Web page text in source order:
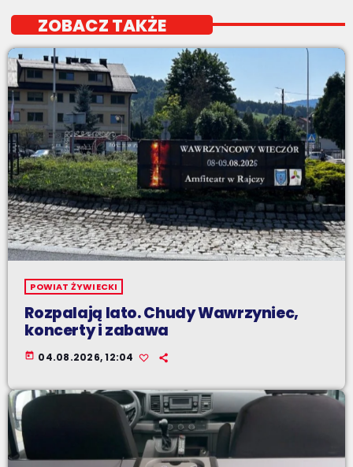
ZOBACZ TAKŻE
POWIAT ŻYWIECKI
Rozpalają lato. Chudy Wawrzyniec,
koncerty i zabawa
today 04.08.2026, 12:04